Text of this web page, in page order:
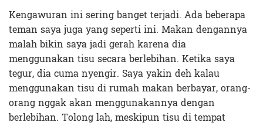
Kengawuran ini sering banget terjadi. Ada beberapa
teman saya juga yang seperti ini. Makan dengannya
malah bikin saya jadi gerah karena dia
menggunakan tisu secara berlebihan. Ketika saya
tegur, dia cuma nyengir. Saya yakin deh kalau
menggunakan tisu di rumah makan berbayar, orang-
orang nggak akan menggunakannya dengan
berlebihan. Tolong lah, meskipun tisu di tempat